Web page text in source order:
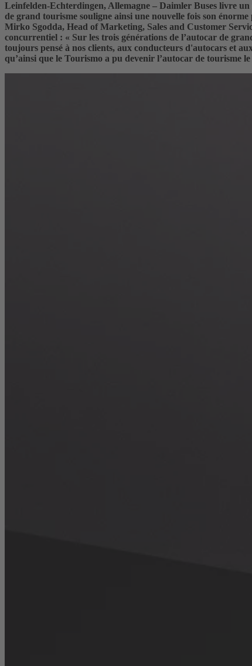
Leinfelden-Echterdingen, Allemagne – Daimler Buses livre
de grand tourisme souligne ainsi une nouvelle fois son
Mirko Sgodda, Head of Marketing, Sales and Customer
concurrentiel : « Sur les trois générations de l’autocar de
toujours pensé à nos clients, aux conducteurs d'autocars et
qu’ainsi que le Tourismo a pu devenir l’autocar de tourisme